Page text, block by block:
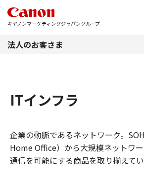
キヤノンマーケティングジャパングループ
法人のお客さま
ITインフラ
企業の動脈であるネットワーク。
Home Office）から大規模ネットワ
通信を可能にする商品を取り揃えてい